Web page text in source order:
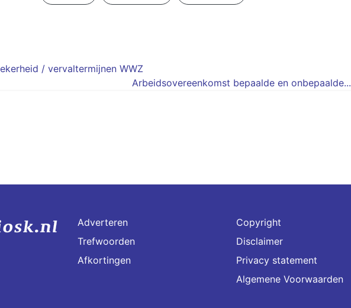
/ vervaltermijnen WWZ
Arbeidsovereenkomst bepaalde en onbepaalde...
Adverteren
Trefwoorden
Afkortingen
Copyright
Disclaimer
Privacy statement
Algemene Voorwaarden